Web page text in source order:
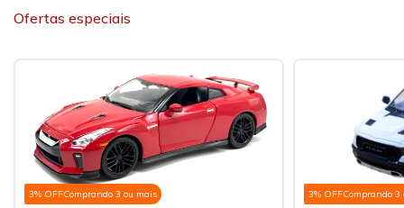
Ofertas especiais
3% OFFComprando 3 ou mais 3% OFFComprando 3